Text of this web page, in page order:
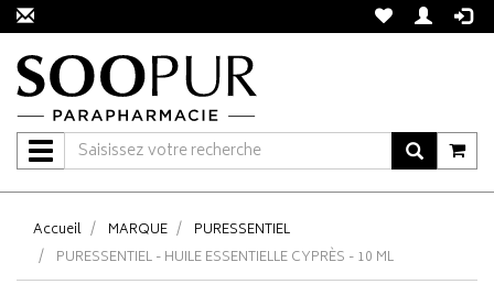
Navigation
Accueil MARQUE
PURESSENTIEL
PURESSENTIEL - HUILE ESSENTIELLE CYPRÈS - 10 ML